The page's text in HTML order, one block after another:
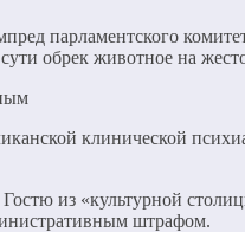
парламентского
обрек животное на
клинической
из «культурной
штрафом.